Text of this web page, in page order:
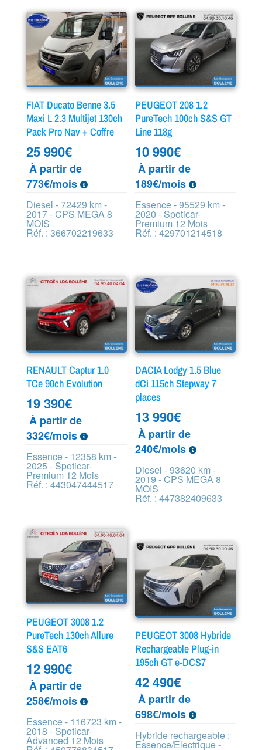
FIAT Ducato Benne 3.5
Maxi L 2.3 Multijet 130ch
Pack Pro Nav + Coffre
25 990€
À partir de
773€/mois
Diesel - 72429 km -
2017 - CPS MEGA 8
MOIS
Réf. : 366702219633
PEUGEOT 208 1.2
PureTech 100ch S&S GT
Line 118g
10 990€
À partir de
189€/mois
Essence - 95529 km -
2020 - Spoticar-
Premium 12 Mois
Réf. : 429701214518
RENAULT Captur 1.0
TCe 90ch Evolution
19 390€
À partir de
332€/mois
Essence - 12358 km -
2025 - Spoticar-
Premium 12 Mois
Réf. : 443047444517
DACIA Lodgy 1.5 Blue
dCi 115ch Stepway 7
places
13 990€
À partir de
240€/mois
Diesel - 93620 km -
2019 - CPS MEGA 8
MOIS
Réf. : 447382409633
PEUGEOT 3008 1.2
PureTech 130ch Allure
S&S EAT6
12 990€
À partir de
258€/mois
Essence - 116723 km -
2018 - Spoticar-
Advanced 12 Mois
PEUGEOT 3008 Hybride
Rechargeable Plug-in
195ch GT e-DCS7
42 490€
À partir de
698€/mois
Hybride rechargeable :
Essence/Electrique -